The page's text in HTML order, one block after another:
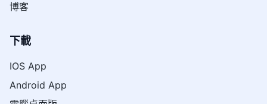
博客
下載
IOS App
Android App